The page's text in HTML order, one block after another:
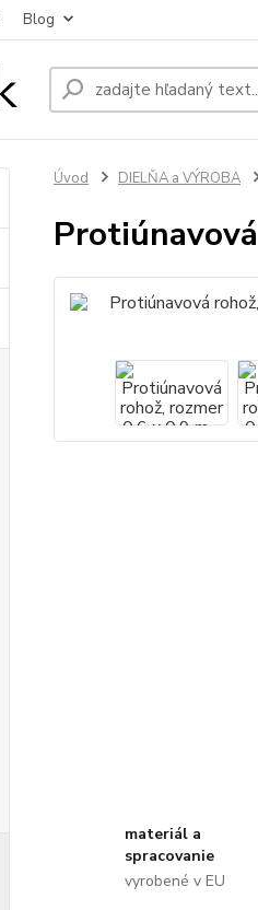
Blog
Úvod DIELŇA a VÝROBA
materiál a
spracovanie
vyrobené v EU